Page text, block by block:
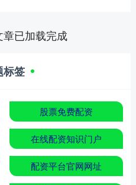
已加载完成
标签
股票免费配资
在线配资知识门户
配资平台官网网址